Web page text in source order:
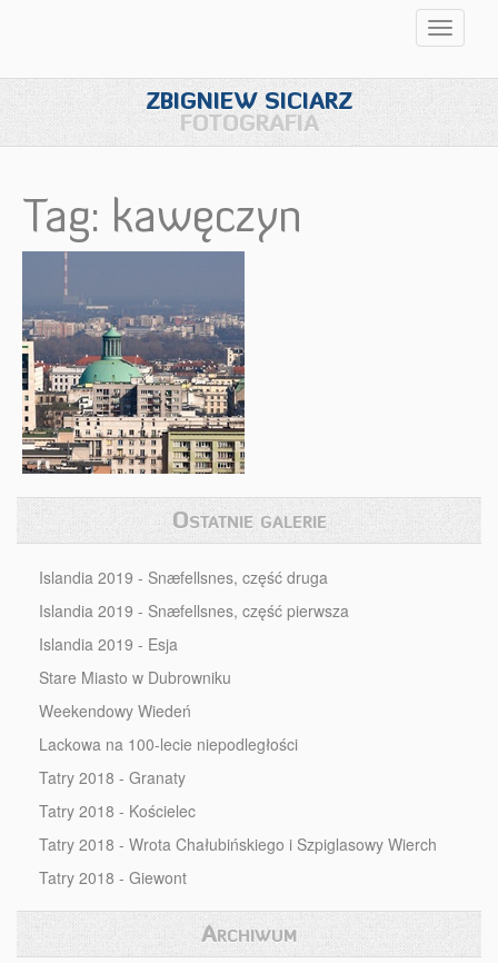
ZBIGNIEW SICIARZ
FOTOGRAFIA
Tag: kawęczyn
Ostatnie galerie
Islandia 2019 - Snæfellsnes, część druga
Islandia 2019 - Snæfellsnes, część pierwsza
Islandia 2019 - Esja
Stare Miasto w Dubrowniku
Weekendowy Wiedeń
Lackowa na 100-lecie niepodległości
Tatry 2018 - Granaty
Tatry 2018 - Kościelec
Tatry 2018 - Wrota Chałubińskiego i Szpiglasowy Wierch
Tatry 2018 - Giewont
Archiwum